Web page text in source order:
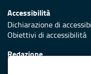
Accessibilità
Dichiarazione di
Obiettivi di accessibilità
Redazione